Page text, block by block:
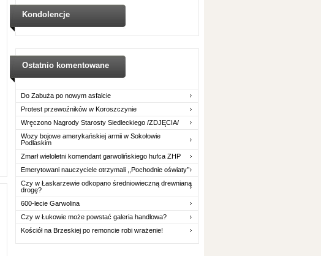
Kondolencje
Ostatnio komentowane
Do Zabuża po nowym asfalcie
Protest przewoźników w Koroszczynie
Wręczono Nagrody Starosty Siedleckiego /ZDJĘCIA/
Wozy bojowe amerykańskiej armii w Sokołowie
Podlaskim
Zmarł wieloletni komendant garwolińskiego hufca ZHP
Emerytowani nauczyciele otrzymali ,,Pochodnie oświaty’’
Czy w Łaskarzewie odkopano średniowieczną drewnianą
drogę?
600-lecie Garwolina
Czy w Łukowie może powstać galeria handlowa?
Kościół na Brzeskiej po remoncie robi wrażenie!